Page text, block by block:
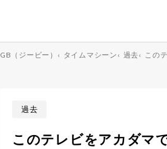
GB（ジービー） ‹ タイムマシーン ‹ 過去‹ この
過去
このテレビをアカダマ